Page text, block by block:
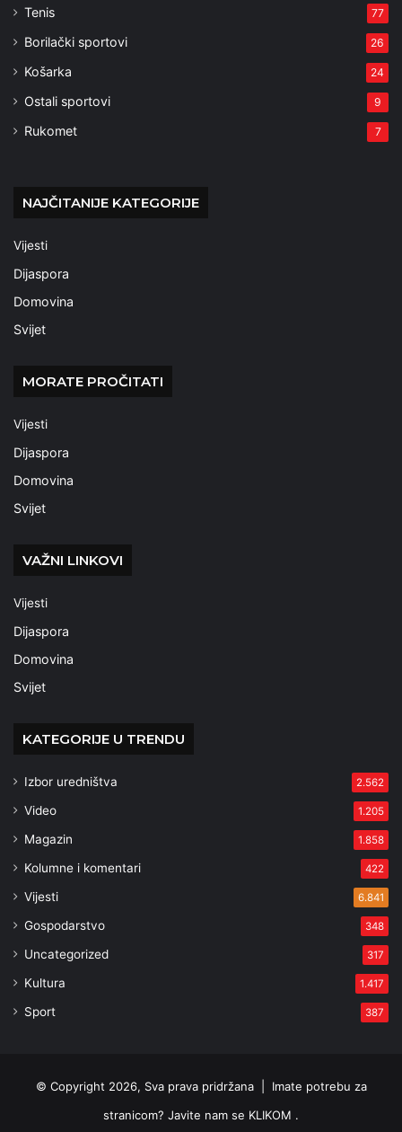
Tenis 77
Borilački sportovi 26
Košarka 24
Ostali sportovi 9
Rukomet 7
NAJČITANIJE KATEGORIJE
Vijesti
Dijaspora
Domovina
Svijet
MORATE PROČITATI
Vijesti
Dijaspora
Domovina
Svijet
VAŽNI LINKOVI
Vijesti
Dijaspora
Domovina
Svijet
KATEGORIJE U TRENDU
Izbor uredništva 2.562
Video 1.205
Magazin 1.858
Kolumne i komentari 422
Vijesti 6.841
Gospodarstvo 348
Uncategorized 317
Kultura 1.417
Sport 387
© Copyright 2026, Sva prava pridržana | Imate potrebu za
stranicom? Javite nam se KLIKOM .